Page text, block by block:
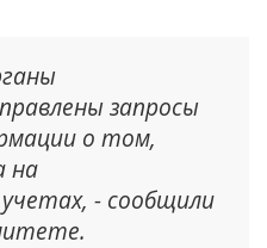
запросы
о том,
на
- сообщили